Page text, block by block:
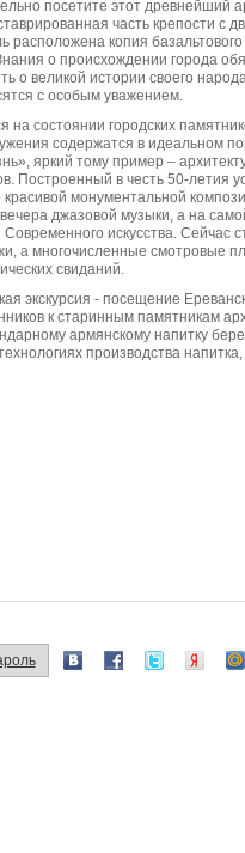
посетите этот древнейший
часть крепости с
расположена копия
о происхождении города
о великой истории своего
с особым уважением.
на состоянии городских
содержатся в идеальном
яркий тому пример –
Построенный в честь 50-летия
монументальной
джазовой музыки, а на
искусства. Сейчас
а многочисленные смотровые
свиданий.
экскурсия - посещение
к старинным памятникам
армянскому напитку
производства